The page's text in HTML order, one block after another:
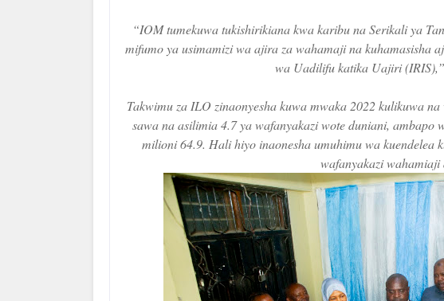
“IOM tumekuwa tukishirikiana kwa karibu na Serikali ya
mifumo ya usimamizi wa ajira za wahamaji na kuhamasisha
wa Uadilifu katika Uajiri
Takwimu za ILO zinaonyesha kuwa mwaka 2022 kulikuwa
sawa na asilimia 4.7 ya wafanyakazi wote duniani,
milioni 64.9. Hali hiyo inaonesha umuhimu wa kuendelea
wafanyakazi wahamiaji